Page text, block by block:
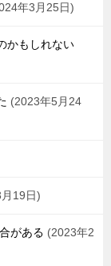
年3月25日
かもしれない
2023年5月24
19日
がある
2023年2